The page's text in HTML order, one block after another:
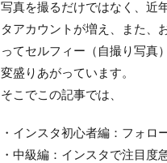
写真を撮るだけではなく、近
タアカウントが増え、また、
ってセルフィー（自撮り写真
変盛りあがっています。
そこでこの記事では、
・インスタ初心者編：フォロ
・中級編：インスタで注目度